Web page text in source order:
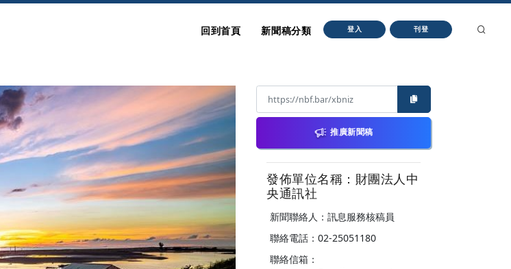
回到首頁 新聞稿分類 登入 刊登
推廣新聞稿
發佈單位名稱：財團法人中
央通訊社
新聞聯絡人：訊息服務核稿員
聯絡電話：02-25051180
聯絡信箱：